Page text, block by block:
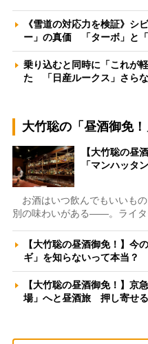
《雪道の対応力を検証》シ
ー」の真価 「ターボ」と
乗り込むと同時に「これが
た 「日産ルークス」さら
大竹聡の「昼酒御免！
【大竹聡の昼
「マンハッタ
お酒はいつ飲んでもいいも
別の味わいがある――。ライタ
【大竹聡の昼酒御免！】今
ギ」を知らないって本当
【大竹聡の昼酒御免！】京
場」へと昼酒旅 押し寄せ